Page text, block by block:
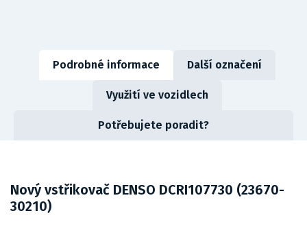
Podrobné informace Další označení
Využití ve vozidlech
Potřebujete poradit?
Nový vstřikovač DENSO DCRI107730 (23670-
30210)